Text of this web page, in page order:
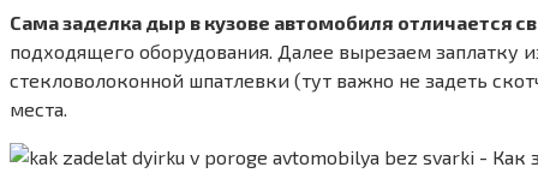
Сама заделка дыр в кузове автомобиля отличается
подходящего оборудования. Далее вырезаем
стекловолоконной шпатлевки (тут важно не задеть
места.